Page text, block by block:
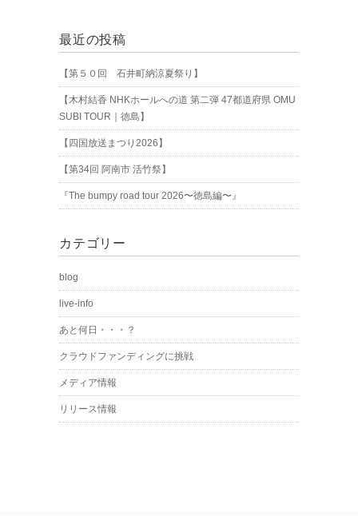
最近の投稿
【第５０回 石井町納涼夏祭り】
【木村結香 NHKホールへの道 第二弾 47都道府県 OMU
SUBI TOUR｜徳島】
【四国放送まつり2026】
【第34回 阿南市 活竹祭】
『The bumpy road tour 2026〜徳島編〜』
カテゴリー
blog
live-info
あと何日・・・？
クラウドファンディングに挑戦
メディア情報
リリース情報